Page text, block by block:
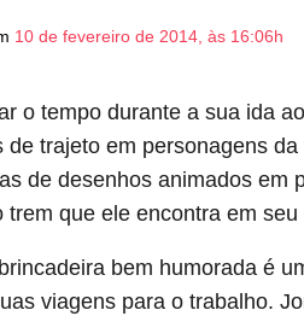
10 de fevereiro de 2014, às 16:06h
o tempo durante a sua ida
de trajeto em personagens
de desenhos animados em
trem que ele encontra em seu
bem humorada é
viagens para o trabalho.